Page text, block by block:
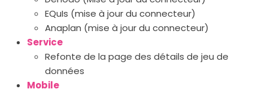
EQuIs (mise à jour du connecteur)
Anaplan (mise à jour du connecteur)
Service
Refonte de la page des détails de jeu de
données
Mobile